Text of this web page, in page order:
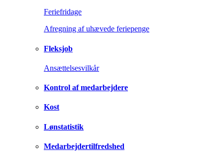
Feriefridage
Afregning af uhævede feriepenge
Fleksjob
Ansættelsesvilkår
Kontrol af medarbejdere
Kost
Lønstatistik
Medarbejdertilfredshed